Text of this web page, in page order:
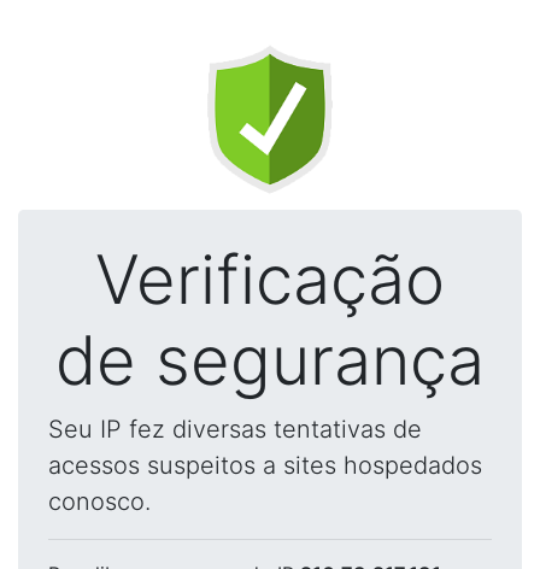
Verificação
de segurança
Seu IP fez diversas tentativas de
acessos suspeitos a sites hospedados
conosco.